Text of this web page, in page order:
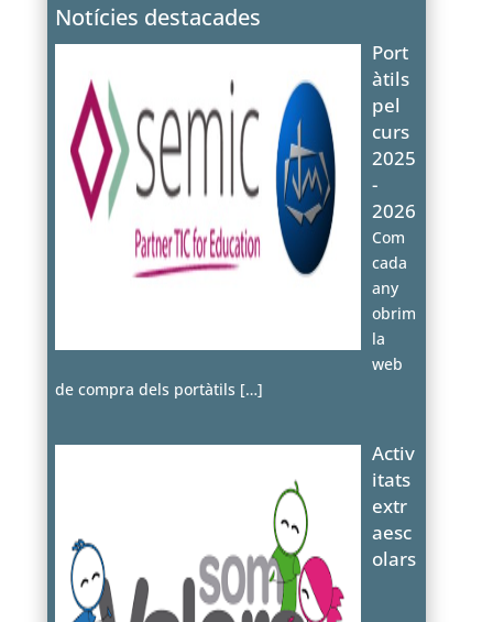
Notícies destacades
Port
àtils
pel
curs
2025
-
2026
Com
cada
any
obrim
la
web
de compra dels portàtils […]
Activ
itats
extr
aesc
olars